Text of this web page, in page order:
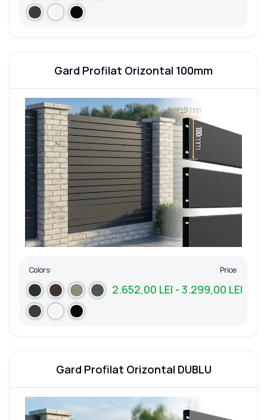
Gard Profilat Orizontal 100mm
Colors: Price:
2.652,00 LEI - 3.299,00 LEI
Gard Profilat Orizontal DUBLU